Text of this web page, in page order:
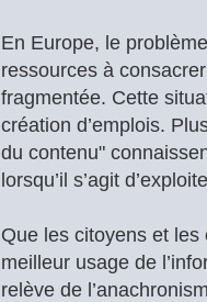
En Europe, le
ressources à
fragmentée. Cette
création d’emplois.
du contenu"
lorsqu’il s’agit
Que les citoyens et les
meilleur usage de
relève de